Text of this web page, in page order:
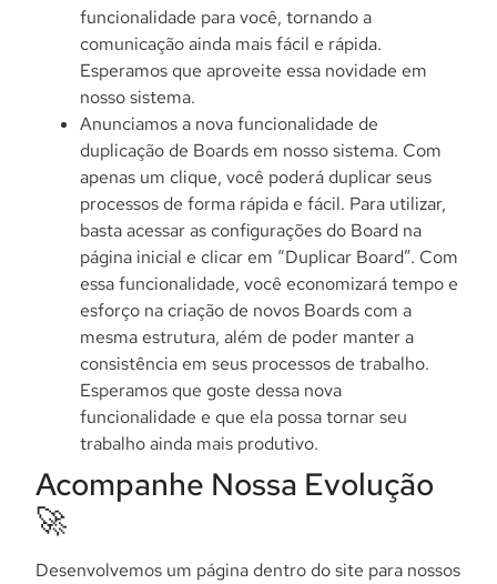
funcionalidade para você, tornando a
comunicação ainda mais fácil e rápida.
Esperamos que aproveite essa novidade em
nosso sistema.
Anunciamos a nova funcionalidade de
duplicação de Boards em nosso sistema. Com
apenas um clique, você poderá duplicar seus
processos de forma rápida e fácil. Para utilizar,
basta acessar as configurações do Board na
página inicial e clicar em “Duplicar Board”. Com
essa funcionalidade, você economizará tempo e
esforço na criação de novos Boards com a
mesma estrutura, além de poder manter a
consistência em seus processos de trabalho.
Esperamos que goste dessa nova
funcionalidade e que ela possa tornar seu
trabalho ainda mais produtivo.
Acompanhe Nossa Evolução
🚀
Desenvolvemos um página dentro do site para nossos